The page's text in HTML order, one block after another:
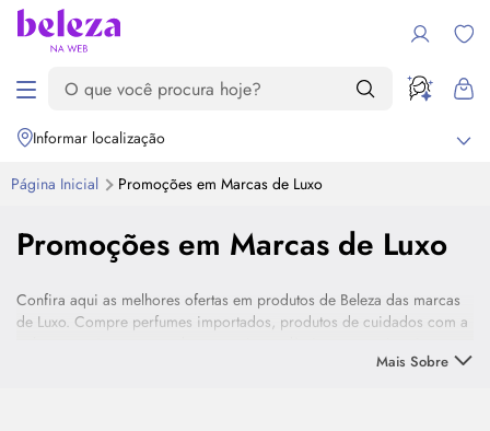
Informar localização
Página Inicial Promoções em Marcas de Luxo
Promoções em Marcas de Luxo
Confira aqui as melhores ofertas em produtos de Beleza das marcas
de Luxo. Compre perfumes importados, produtos de cuidados com a
Mais Sobre